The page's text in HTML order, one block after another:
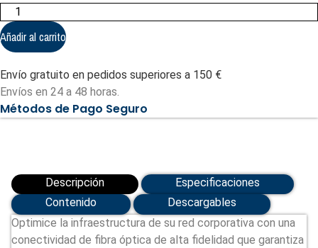
Módulo
transceptor
SFP
de
Ruijie
Estándar
Ethernet
1000Base-
SX
(RG-
cantidad
Añadir al carrito
Envío gratuito en pedidos superiores a 150 €
Envíos en 24 a 48 horas.
Métodos de Pago Seguro
Descripción
Especificaciones
Contenido
Descargables
Optimice la infraestructura de su red corporativa con una
conectividad de fibra óptica de alta fidelidad que garantiza